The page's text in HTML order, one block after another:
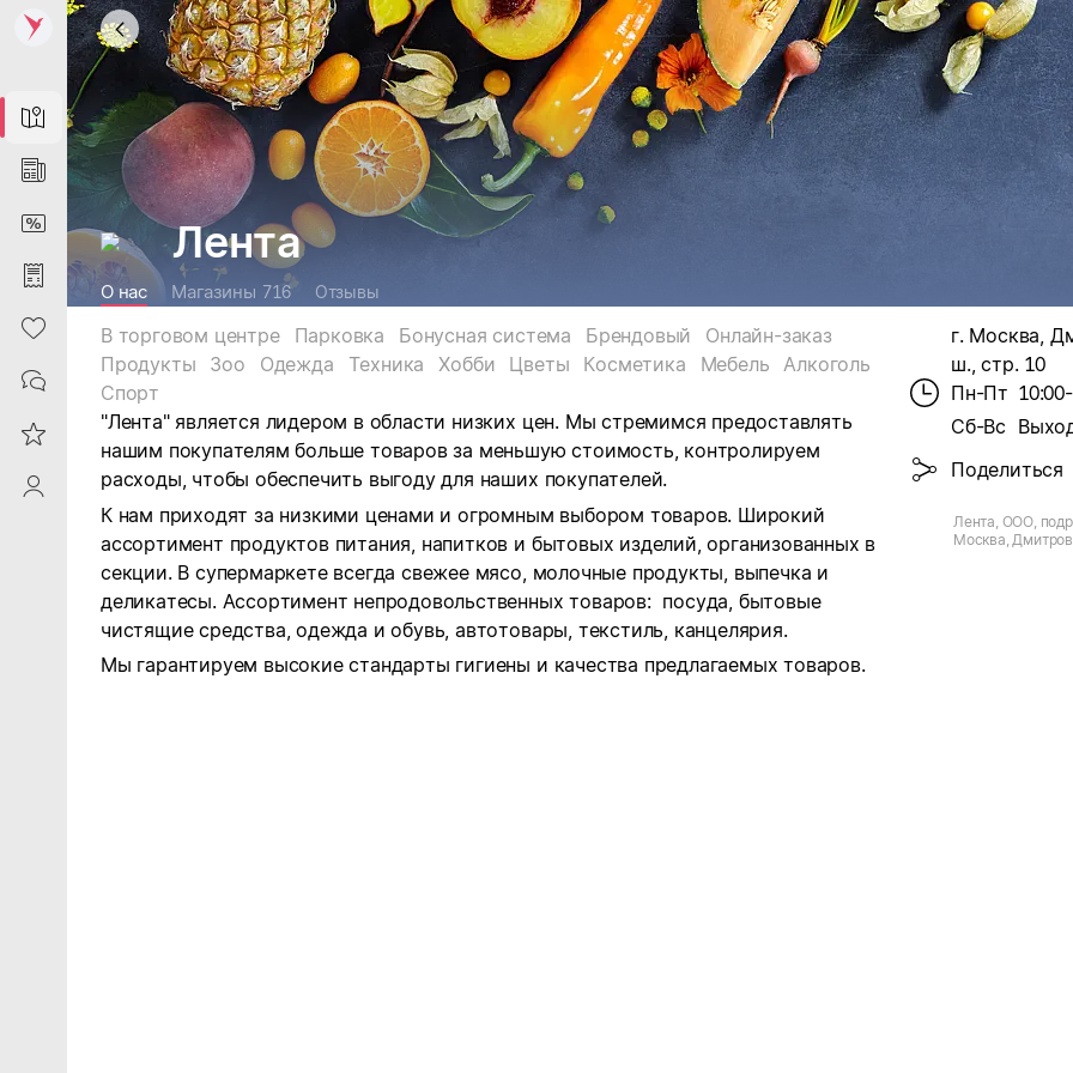
Map
News
DiscountCard
Purchases
Heart
Contacts
Reviews
ProfileSaby
Лента
О нас Магазины 716 Отзывы
В торговом центре Парковка Бонусная система Брендовый
Онлайн-заказ
Продукты
Зоо Одежда Техника Хобби Цветы Косметика Мебель
Алкоголь
Спорт
"Лента" является лидером в области низких цен. Мы стремимся предоставлять
нашим покупателям больше товаров за меньшую стоимость, контролируем
расходы, чтобы обеспечить выгоду для наших покупателей.
К нам приходят за низкими ценами и огромным выбором товаров. Широкий
ассортимент продуктов питания, напитков и бытовых изделий, организованных в
секции. В супермаркете всегда свежее мясо, молочные продукты, выпечка и
деликатесы. Ассортимент непродовольственных товаров: посуда, бытовые
чистящие средства, одежда и обувь, автотовары, текстиль, канцелярия.
Мы гарантируем высокие стандарты гигиены и качества предлагаемых товаров.
г. Москва,
ш., стр. 10
Пн-Пт
Сб-Вс
Поделиться
Лента, ООО,
Москва,